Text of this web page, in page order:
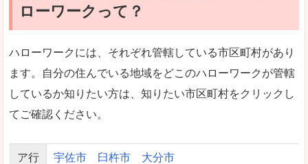
ローワークって？
ハローワークには、それぞれ管轄している市区町村があり
ます。自分の住んでいる地域をどこのハローワークが管轄
しているか知りたい方は、知りたい市区町村をクリックし
てご確認ください。
ア行 宇佐市 臼杵市 大分市